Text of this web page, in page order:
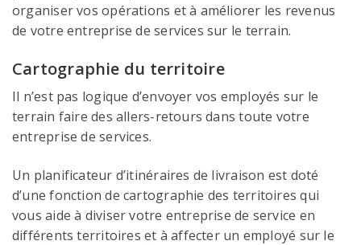
organiser vos opérations et à améliorer les revenus
de votre entreprise de services sur le terrain.
Cartographie du territoire
Il n’est pas logique d’envoyer vos employés sur le
terrain faire des allers-retours dans toute votre
entreprise de services.
Un planificateur d’itinéraires de livraison est doté
d’une fonction de cartographie des territoires qui
vous aide à diviser votre entreprise de service en
différents territoires et à affecter un employé sur le